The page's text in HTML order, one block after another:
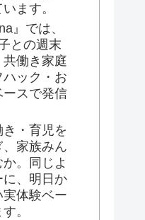
ます。
』では、
との週末
働き家庭
ック・お
スで発信
・育児を
家族みん
。同じよ
に、明日か
実体験ベー
。